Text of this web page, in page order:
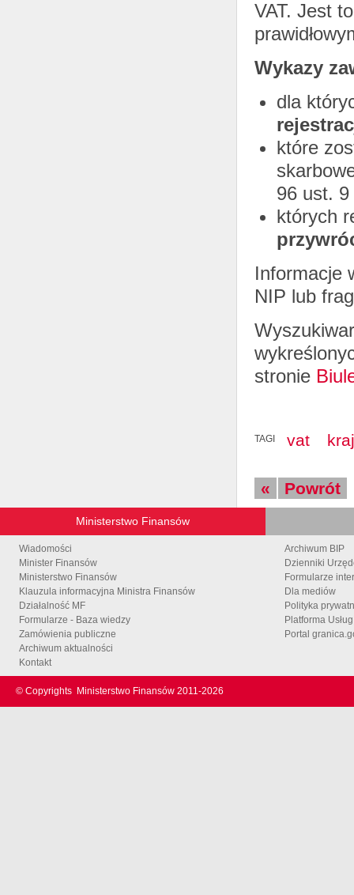
VAT. Jest
Wykazy
dla
które
96 ust.
których
Informacje
NIP lub
stronie
TAGI vat
« Powrót
Ministerstwo Finansów
Wiadomości
Minister Finansów
Ministerstwo Finansów
Klauzula informacyjna Ministra Finansów
Działalność MF
Formularze - Baza wiedzy
Zamówienia publiczne
Archiwum aktualności
Kontakt
Archiwum BIP
Dzienniki
Formularze
Dla mediów
Polityka
Platforma
Portal
© Copyrights Ministerstwo Finansów 2011-2026